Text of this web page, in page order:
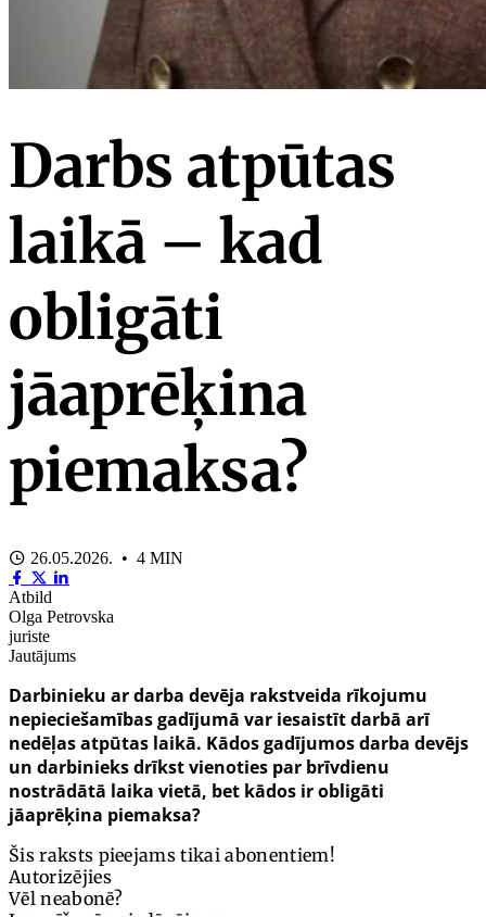
Darbs atpūtas
laikā – kad
obligāti
jāaprēķina
piemaksa?
26.05.2026. • 4 MIN
Atbild
Olga Petrovska
juriste
Jautājums
Darbinieku ar darba devēja rakstveida rīkojumu
nepieciešamības gadījumā var iesaistīt darbā arī
nedēļas atpūtas laikā. Kādos gadījumos darba devējs
un darbinieks drīkst vienoties par brīvdienu
nostrādātā laika vietā, bet kādos ir obligāti
jāaprēķina piemaksa?
Šis raksts pieejams tikai abonentiem!
Autorizējies
Vēl neabonē?